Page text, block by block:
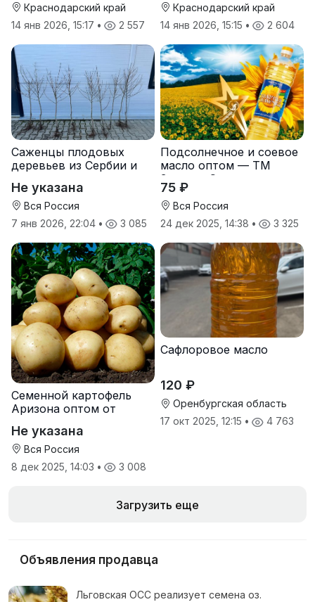
Краснодарский край
14 янв 2026, 15:17 • 2 557
Краснодарский край
14 янв 2026, 15:15 • 2 604
Саженцы плодовых
деревьев из Сербии и
Не указана
Вся Россия
7 янв 2026, 22:04 • 3 085
Подсолнечное и соевое
масло оптом — ТМ
Золотая Семечка
75 ₽
Вся Россия
24 дек 2025, 14:38 • 3 325
Семенной картофель
Аризона оптом от
Не указана
Вся Россия
8 дек 2025, 14:03 • 3 008
Сафлоровое масло
120 ₽
Оренбургская область
17 окт 2025, 12:15 • 4 763
Загрузить еще
Объявления продавца
Льговская ОСС реализует семена оз.